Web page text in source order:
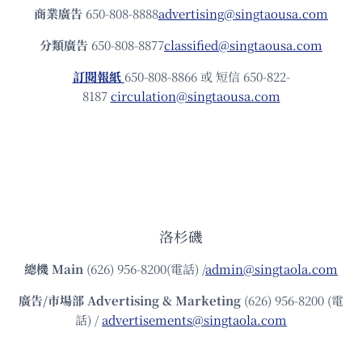
商業廣告 650-808-8888advertising@singtaousa.com
分類廣告 650-808-8877classified@singtaousa.com
訂閱報紙 650-808-8866 或 短信 650-822-
8187circulation@singtaousa.com
洛杉磯
總機Main (626) 956-8200(電話) /admin@singtaola.com
廣告/市場部Advertising & Marketing (626) 956-8200 (電
話) /advertisements@singtaola.com